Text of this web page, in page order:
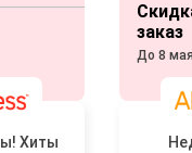
Хиты
заказ
До 8 мая